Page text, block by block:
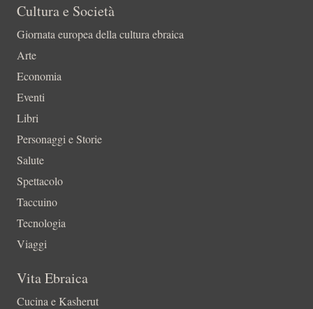
Cultura e Società
Giornata europea della cultura ebraica
Arte
Economia
Eventi
Libri
Personaggi e Storie
Salute
Spettacolo
Taccuino
Tecnologia
Viaggi
Vita Ebraica
Cucina e Kasherut